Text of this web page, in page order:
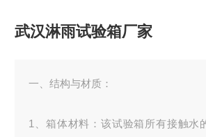
武汉淋雨试验箱厂家
一、结构与材质：
1、箱体材料：该试验箱所有接触水